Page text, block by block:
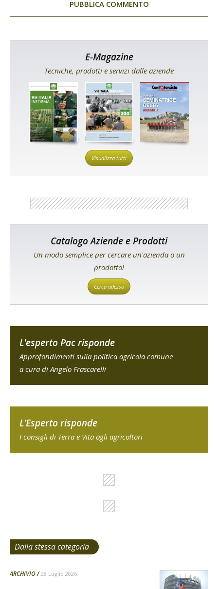
E-Magazine
Tecniche, prodotti e servizi dalle aziende
Visualizza tutti
Catalogo Aziende e Prodotti
Un modo semplice per cercare un'azienda o un
prodotto!
Cerca adesso
L'esperto Pac risponde
Approfondimenti sulla politica agricola comune
a cura di Angelo Frascarelli
L'Esperto risponde
I consigli di Terra e Vita agli agricoltori
Dalla stessa categoria
ARCHIVIO 28 Luglio 2026